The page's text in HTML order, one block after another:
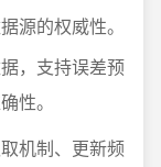
源的权威性。
，支持误差预
性。
机制、更新频